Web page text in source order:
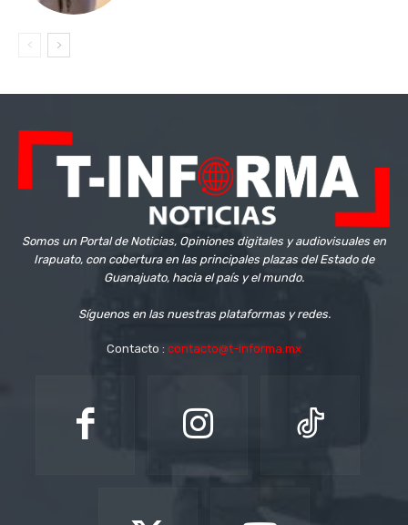
Somos un Portal de Noticias, Opiniones digitales y audiovisuales en
Irapuato, con cobertura en las principales plazas del Estado de
Guanajuato, hacia el país y el mundo.
Síguenos en las nuestras plataformas y redes.
Contacto : contacto@t-informa.mx